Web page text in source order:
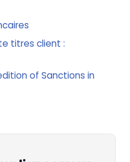
titres client :
of Sanctions in